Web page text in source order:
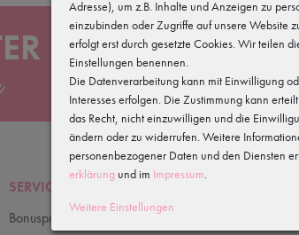
5 %
für Deine
Newsletteranmeldung
SERVICE
Bonusprogramm
RECHTLICHES
Adresse), um z.B. Inhalte und Anzeigen zu
einzubinden oder Zugriffe auf unsere Website
erfolgt erst durch gesetzte Cookies. Wir teilen
Einstellungen benennen.
Die Datenverarbeitung kann mit Einwilligung
Interesses erfolgen. Die Zustimmung kann
das Recht, nicht einzuwilligen und die
ändern oder zu widerrufen. Weitere
personenbezogener Daten und den Diensten
erklärung und im Impressum.
Weitere Einstellungen